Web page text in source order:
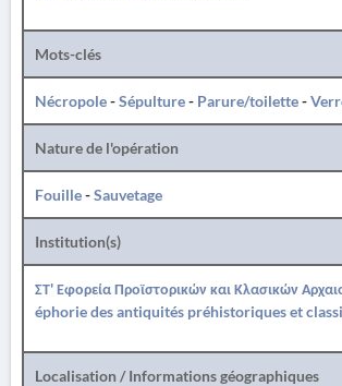
Mots-clés
Nécropole-Sépulture- Parure/toilette-
Nature de l'opération
Fouille-Sauvetage
Institution(s)
ΣΤ' Εφορεία Προϊστορικών και Κλασικών
éphorie des antiquités préhistoriques et
Localisation / Informations géographiques